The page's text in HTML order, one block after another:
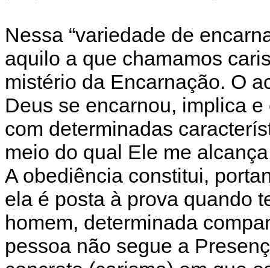
Nessa “variedade de
aquilo a que chamamos
mistério da Encarnação. O
Deus se encarnou, implica
com determinadas
meio do qual Ele me
A obediência constitui,
ela é posta à prova quando
homem, determinada
pessoa não segue a